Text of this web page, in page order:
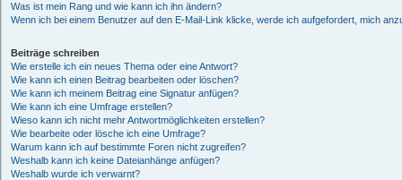
Was ist mein Rang und wie kann ich ihn ändern?
Wenn ich bei einem Benutzer auf den E-Mail-Link klicke, werde ich aufgefordert, mich
Beiträge schreiben
Wie erstelle ich ein neues Thema oder eine Antwort?
Wie kann ich einen Beitrag bearbeiten oder löschen?
Wie kann ich meinem Beitrag eine Signatur anfügen?
Wie kann ich eine Umfrage erstellen?
Wieso kann ich nicht mehr Antwortmöglichkeiten erstellen?
Wie bearbeite oder lösche ich eine Umfrage?
Warum kann ich auf bestimmte Foren nicht zugreifen?
Weshalb kann ich keine Dateianhänge anfügen?
Weshalb wurde ich verwarnt?